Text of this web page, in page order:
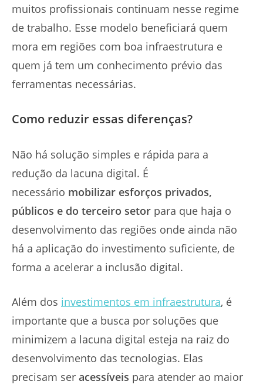
muitos profissionais continuam nesse regime
de trabalho. Esse modelo beneficiará quem
mora em regiões com boa infraestrutura e
quem já tem um conhecimento prévio das
ferramentas necessárias.
Como reduzir essas diferenças?
Não há solução simples e rápida para a
redução da lacuna digital. É
necessário mobilizar esforços privados,
públicos e do terceiro setor para que haja o
desenvolvimento das regiões onde ainda não
há a aplicação do investimento suficiente, de
forma a acelerar a inclusão digital.
Além dos investimentos em infraestrutura, é
importante que a busca por soluções que
minimizem a lacuna digital esteja na raiz do
desenvolvimento das tecnologias. Elas
precisam ser acessíveis para atender ao maior